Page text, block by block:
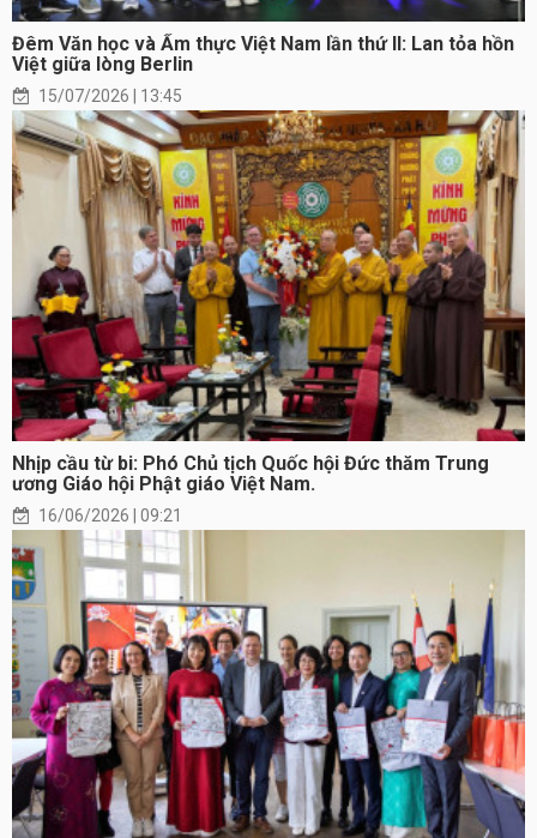
Đêm Văn học và Ẩm thực Việt Nam lần thứ II: Lan tỏa hồn
Việt giữa lòng Berlin
15/07/2026 | 13:45
Nhịp cầu từ bi: Phó Chủ tịch Quốc hội Đức thăm Trung
ương Giáo hội Phật giáo Việt Nam.
16/06/2026 | 09:21